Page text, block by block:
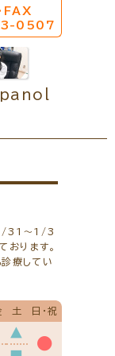
FAX
0507
31～1/3
おります。
療してい
土 日・祝
▲
●